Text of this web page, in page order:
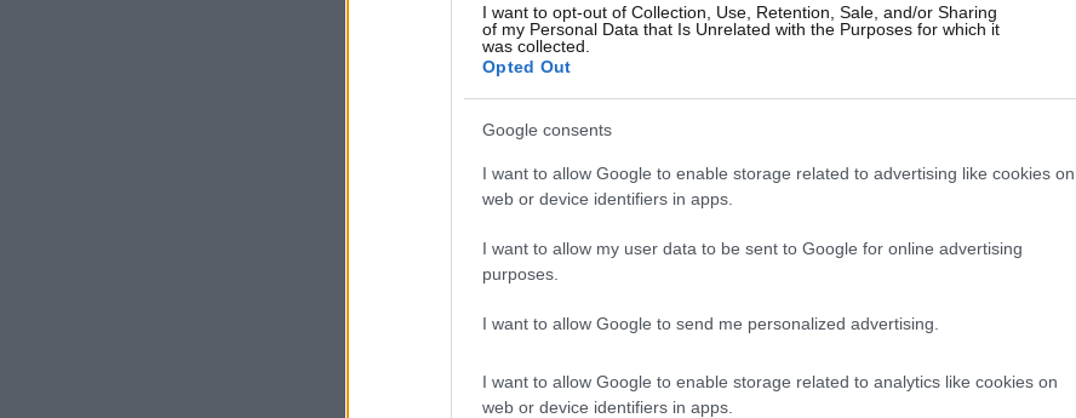
I want to opt-out of Collection, Use, Retention, Sale, and/or Sharing
of my Personal Data that Is Unrelated with the Purposes for which it
was collected.
Opted Out
Google consents
I want to allow Google to enable storage related to advertising like cookies on
web or device identifiers in apps.
I want to allow my user data to be sent to Google for online advertising
purposes.
I want to allow Google to send me personalized advertising.
I want to allow Google to enable storage related to analytics like cookies on
web or device identifiers in apps.